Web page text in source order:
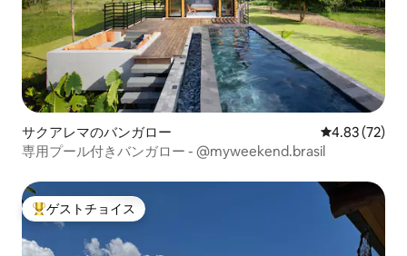
サクアレマのバンガロー レビュー72
4.83 (72)
専用プール付きバンガロー - @myweekend.brasil
大好評のゲストチョイスです。
ゲストチョイス